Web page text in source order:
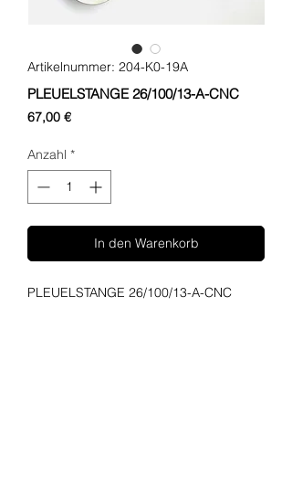
Artikelnummer: 204-K0-19A
PLEUELSTANGE 26/100/13-A-CNC
67,00 €Preis
Anzahl *
In den Warenkorb
PLEUELSTANGE 26/100/13-A-CNC